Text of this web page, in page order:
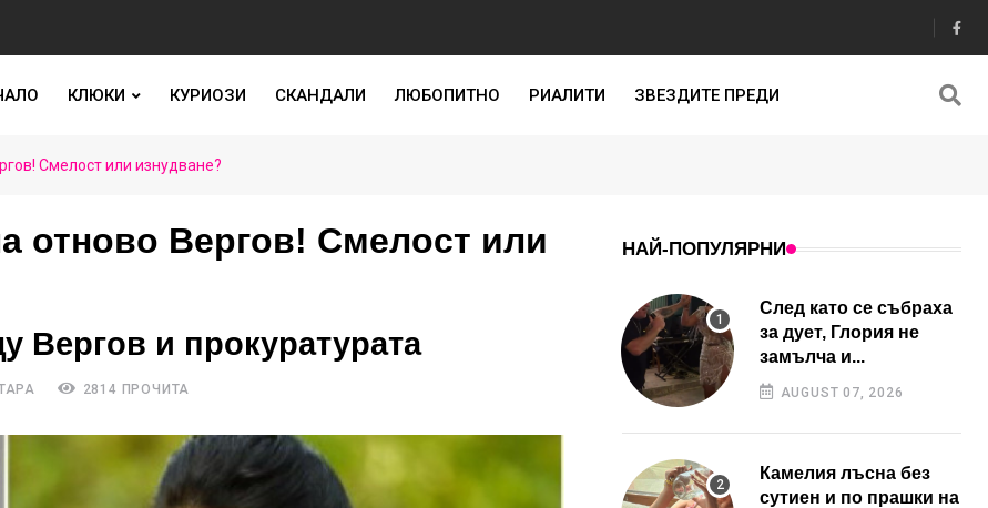
КЛЮКИ КУРИОЗИ СКАНДАЛИ ЛЮБОПИТНО РИАЛИТИ ЗВЕЗДИТЕ ПРЕДИ
Смелост или изнудване?
отново Вергов! Смелост или
Вергов и прокуратурата
2814 ПРОЧИТА
НАЙ-ПОПУЛЯРНИ
След като се събраха
за дует, Глория не
замълча и...
AUGUST 07, 2026
Камелия лъсна без
сутиен и по прашки на